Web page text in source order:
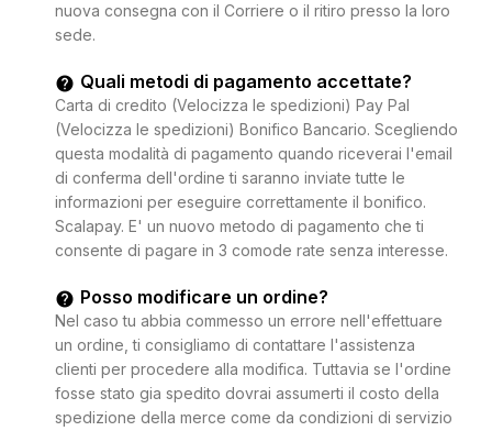
nuova consegna con il Corriere o il ritiro presso la loro
sede.
Quali metodi di pagamento accettate?
Carta di credito (Velocizza le spedizioni) Pay Pal
(Velocizza le spedizioni) Bonifico Bancario. Scegliendo
questa modalità di pagamento quando riceverai l'email
di conferma dell'ordine ti saranno inviate tutte le
informazioni per eseguire correttamente il bonifico.
Scalapay. E' un nuovo metodo di pagamento che ti
consente di pagare in 3 comode rate senza interesse.
Posso modificare un ordine?
Nel caso tu abbia commesso un errore nell'effettuare
un ordine, ti consigliamo di contattare l'assistenza
clienti per procedere alla modifica. Tuttavia se l'ordine
fosse stato gia spedito dovrai assumerti il costo della
spedizione della merce come da condizioni di servizio